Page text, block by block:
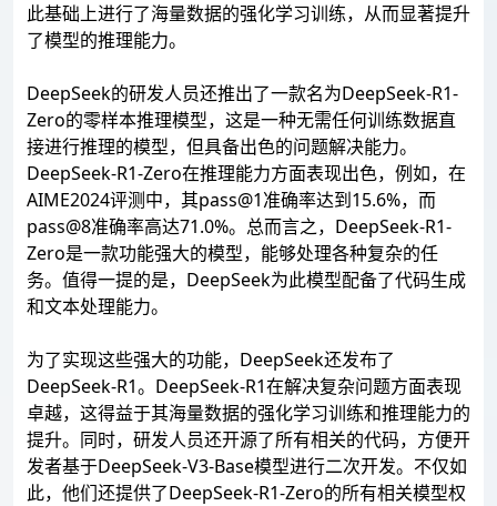
此基础上进行了海量数据的强化学习训练，从而显著提升
了模型的推理能力。
DeepSeek的研发人员还推出了一款名为DeepSeek-R1-
Zero的零样本推理模型，这是一种无需任何训练数据直
接进行推理的模型，但具备出色的问题解决能力。
DeepSeek-R1-Zero在推理能力方面表现出色，例如，在
AIME2024评测中，其pass@1准确率达到15.6%，而
pass@8准确率高达71.0%。总而言之，DeepSeek-R1-
Zero是一款功能强大的模型，能够处理各种复杂的任
务。值得一提的是，DeepSeek为此模型配备了代码生成
和文本处理能力。
为了实现这些强大的功能，DeepSeek还发布了
DeepSeek-R1。DeepSeek-R1在解决复杂问题方面表现
卓越，这得益于其海量数据的强化学习训练和推理能力的
提升。同时，研发人员还开源了所有相关的代码，方便开
发者基于DeepSeek-V3-Base模型进行二次开发。不仅如
此，他们还提供了DeepSeek-R1-Zero的所有相关模型权